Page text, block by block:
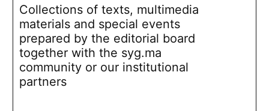
Collections of texts, multimedia
materials and special events
prepared by the editorial board
together with the syg.ma
community or our institutional
partners